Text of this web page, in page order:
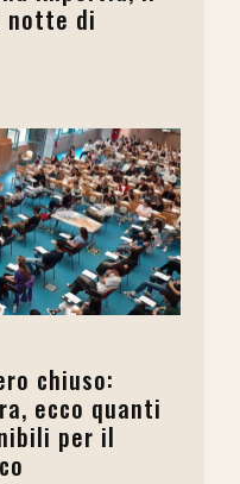
notte di
chiuso:
ecco quanti
per il